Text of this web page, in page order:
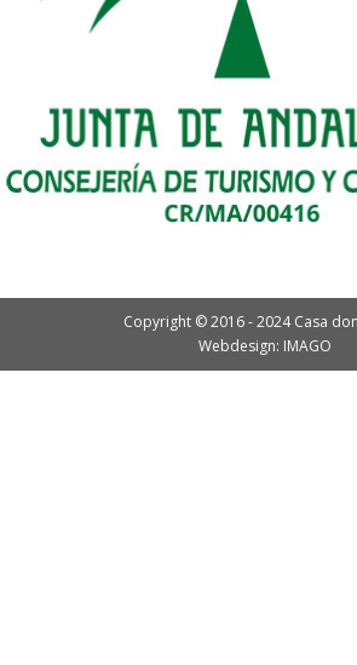
Copyright © 2016 - 2024 Casa
Webdesign: IMAGO